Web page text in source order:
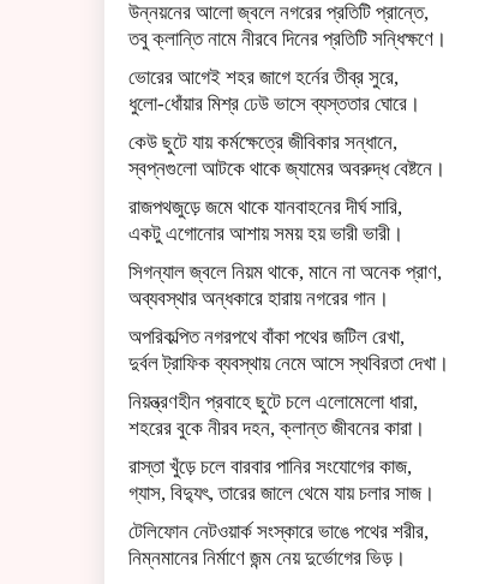
উন্নয়নের আলো জ্বলে নগরের প্রতিটি প্রান্তে,
তবু ক্লান্তি নামে নীরবে দিনের প্রতিটি সন্ধিক্ষণে।
ভোরের আগেই শহর জাগে হর্নের তীব্র সুরে,
ধুলো-ধোঁয়ার মিশ্র ঢেউ ভাসে ব্যস্ততার ঘোরে।
কেউ ছুটে যায় কর্মক্ষেত্রে জীবিকার সন্ধানে,
স্বপ্নগুলো আটকে থাকে জ্যামের অবরুদ্ধ বেষ্টনে।
রাজপথজুড়ে জমে থাকে যানবাহনের দীর্ঘ সারি,
একটু এগোনোর আশায় সময় হয় ভারী ভারী।
সিগন্যাল জ্বলে নিয়ম থাকে, মানে না অনেক প্রাণ,
অব্যবস্থার অন্ধকারে হারায় নগরের গান।
অপরিকল্পিত নগরপথে বাঁকা পথের জটিল রেখা,
দুর্বল ট্রাফিক ব্যবস্থায় নেমে আসে স্থবিরতা দেখা।
নিয়ন্ত্রণহীন প্রবাহে ছুটে চলে এলোমেলো ধারা,
শহরের বুকে নীরব দহন, ক্লান্ত জীবনের কারা।
রাস্তা খুঁড়ে চলে বারবার পানির সংযোগের কাজ,
গ্যাস, বিদ্যুৎ, তারের জালে থেমে যায় চলার সাজ।
টেলিফোন নেটওয়ার্ক সংস্কারে ভাঙে পথের শরীর,
নিম্নমানের নির্মাণে জন্ম নেয় দুর্ভোগের ভিড়।